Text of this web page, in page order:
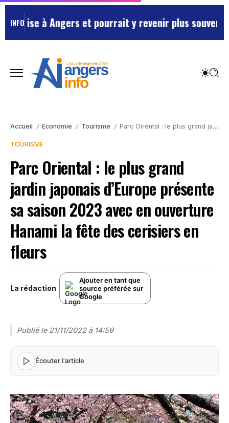
INFOà Angers et pourrait y revenir plus souvent …
Accueil / Economie / Tourisme / Parc Oriental : le plus grand jardin japonais d’Europe présente sa saison 2023 avec en ouverture Hanami la fête des cerisiers en fleurs
TOURISME
Parc Oriental : le plus grand
jardin japonais d’Europe présente
sa saison 2023 avec en ouverture
Hanami la fête des cerisiers en
fleurs
La rédaction
Ajouter en tant que
source préférée sur
Google
Publié le 21/11/2022 à 14:59
Écouter l'article